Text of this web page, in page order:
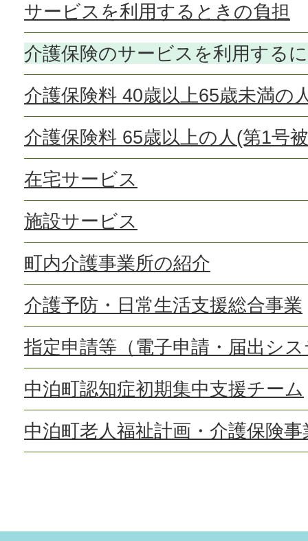
サービスを利用するときの負担
介護保険のサービスを利用する
介護保険料 40歳以上65歳未満の
介護保険料 65歳以上の人(第1号
在宅サービス
施設サービス
町内介護事業所の紹介
介護予防・日常生活支援総合事業
指定申請等（電子申請・届出シ
中泊町認知症初期集中支援チーム
中泊町老人福祉計画・介護保険事